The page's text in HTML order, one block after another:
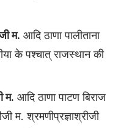
म. आदि ठाणा पालीताना
के पश्चात् राजस्थान की
म. आदि ठाणा पाटण बिराज
म. श्रमणीप्रज्ञाश्रीजी